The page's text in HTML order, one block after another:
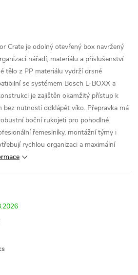
Crate je odolný otevřený box navržený
nářadí, materiálu a příslušenství
tělo z PP materiálu vydrží drsné
se systémem Bosch L-BOXX a
je zajištěn okamžitý přístup k
bez nutnosti odklápět víko. Přepravka má
boční rukojeti pro pohodlné
řemeslníky, montážní týmy i
rychlou organizaci a maximální